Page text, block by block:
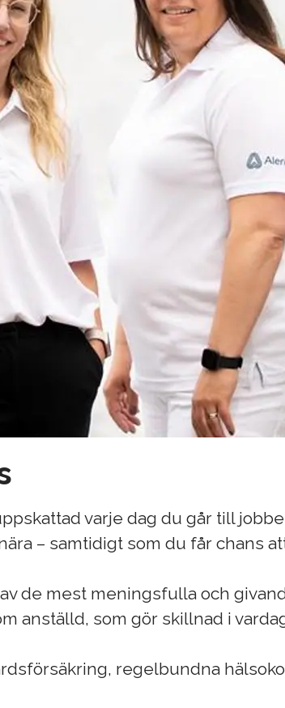
varje dag du går till
– samtidigt som du får chans
de mest meningsfulla och
anställd, som gör skillnad i
regelbundna